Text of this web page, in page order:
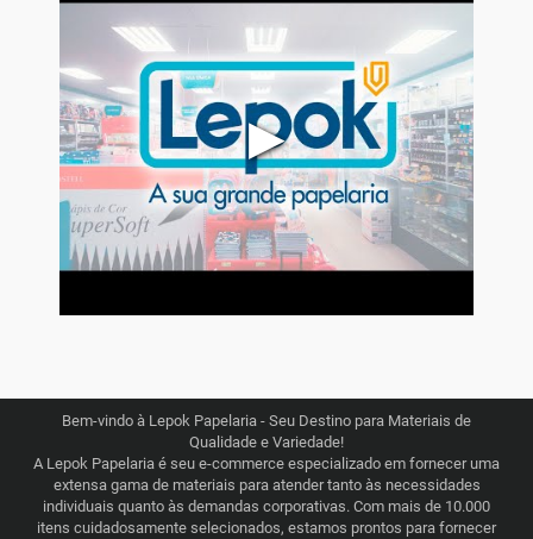
▶
Bem-vindo à Lepok Papelaria - Seu Destino para Materiais de
Qualidade e Variedade!
A Lepok Papelaria é seu e-commerce especializado em fornecer uma
extensa gama de materiais para atender tanto às necessidades
individuais quanto às demandas corporativas. Com mais de 10.000
itens cuidadosamente selecionados, estamos prontos para fornecer